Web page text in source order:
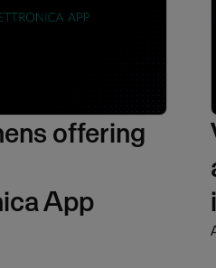
offering
App